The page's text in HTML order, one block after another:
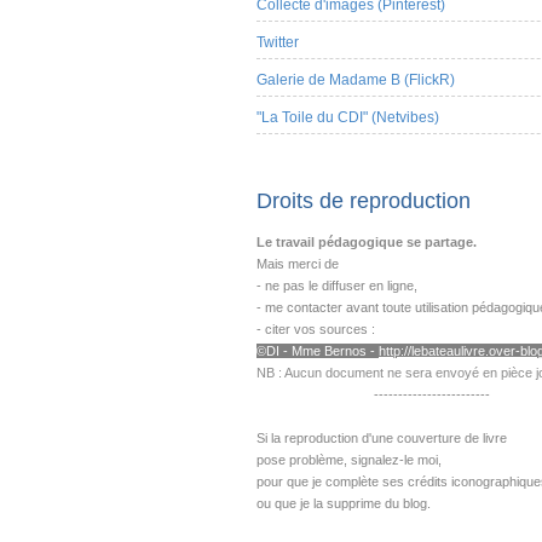
Collecte d'images (Pinterest)
Twitter
Galerie de Madame B (FlickR)
"La Toile du CDI" (Netvibes)
Droits de reproduction
Le travail pédagogique se partage.
Mais merci de
- ne pas le diffuser en ligne,
- me contacter avant toute utilisation
- citer vos sources :
©DI - Mme Bernos - http://lebateaulivre.over-
NB : Aucun document ne sera envoyé en pièce
------------------------
Si la reproduction d'une couverture de livre
pose problème, signalez-le moi,
pour que je complète ses crédits
ou que je la supprime du blog.